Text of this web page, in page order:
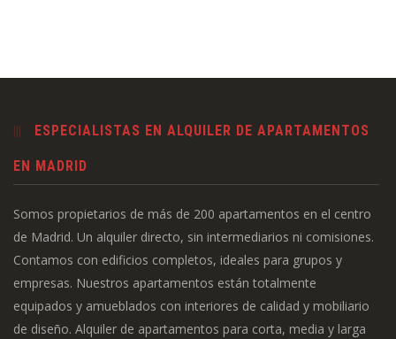
ESPECIALISTAS EN ALQUILER DE APARTAMENTOS
EN MADRID
Somos propietarios de más de 200 apartamentos en el centro
de Madrid. Un alquiler directo, sin intermediarios ni comisiones.
Contamos con edificios completos, ideales para grupos y
empresas. Nuestros apartamentos están totalmente
equipados y amueblados con interiores de calidad y mobiliario
de diseño. Alquiler de apartamentos para corta, media y larga